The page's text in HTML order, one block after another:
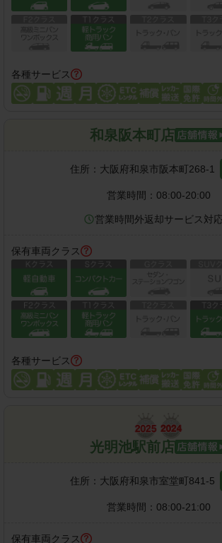
各種サービス
和泉阪本町店
住所： 大阪府和泉市阪本町268-1
営業時間： 08:00-20:00
営業時間外返却サービス対
保有車両クラス
各種サービス
光明池駅前店
住所： 大阪府和泉市室堂町841-5
営業時間： 08:00-21:00
保有車両クラス